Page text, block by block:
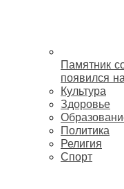
Памятник
появился
Культура
Здоровье
Политика
Религия
Спорт